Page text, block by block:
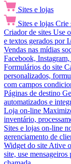
Sites e lojas
Sites e lojas Crie
Criador de sites Use
e textos gerados por
Vendas nas mídias
Facebook,
Formulários do site
personalizados,
com campos
Páginas de destino
automatizados e
Loja on-line
inventário,
Sites e lojas on-line
gerenciamento de
Widget do site Ative
site, use